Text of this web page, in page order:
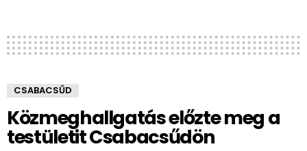
CSABACSŰD
Közmeghallgatás előzte meg a
testületit Csabacsűdön